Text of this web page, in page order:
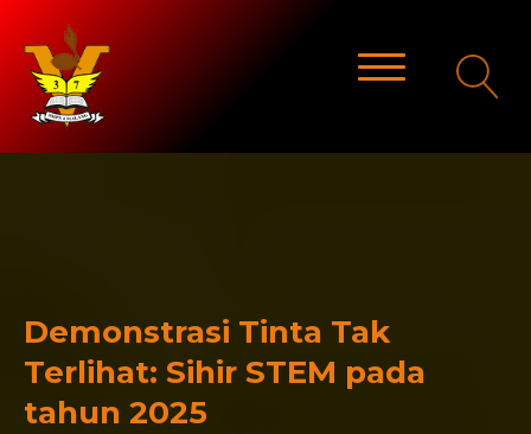
Demonstrasi Tinta Tak
Terlihat: Sihir STEM pada
tahun 2025